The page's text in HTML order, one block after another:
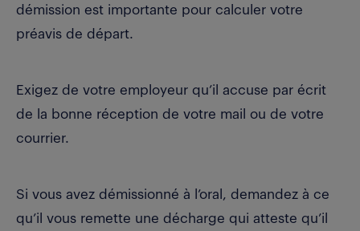
démission est importante pour calculer votre
préavis de départ.
Exigez de votre employeur qu’il accuse par écrit
de la bonne réception de votre mail ou de votre
courrier.
Si vous avez démissionné à l’oral, demandez à ce
qu’il vous remette une décharge qui atteste qu’il